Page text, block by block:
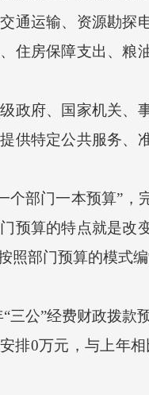
通运输、资源勘探
住房保障支出、粮
府、国家机关、
供特定公共服务、
部门一本预算”，
预算的特点就是改
照部门预算的模式编
“三公”经费财政拨款
0万元，与上年相